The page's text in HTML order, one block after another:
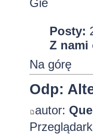
Posty:
Z nami
Na górę
Odp:
autor: